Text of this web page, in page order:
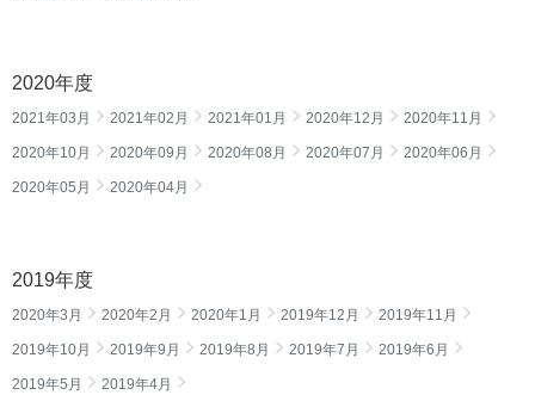
2020年度
2021年03月 2021年02月 2021年01月 2020年12月 2020年11月
2020年10月 2020年09月 2020年08月 2020年07月 2020年06月
2020年05月 2020年04月
2019年度
2020年3月 2020年2月 2020年1月 2019年12月 2019年11月
2019年10月 2019年9月 2019年8月 2019年7月 2019年6月
2019年5月 2019年4月